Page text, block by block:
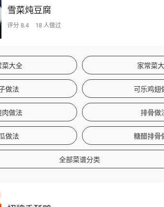
雪菜炖豆腐
评分 8.4 18 人做过
菜大全 家常菜
做法 可乐鸡翅
肉做法 排骨做
做法 糖醋排骨
全部菜谱分类